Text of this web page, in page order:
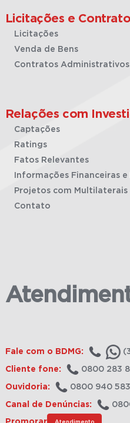
Licitações e
Licitações
Venda de Bens
Contratos Administrativos
Relações com
Captações
Ratings
Fatos Relevantes
Informações Financeiras
Projetos com Multilaterais
Contato
Fale com o BDMG:
Cliente fone: 0800 283
Ouvidoria: 0800 940
Canal de Denúncias:
Atendimento